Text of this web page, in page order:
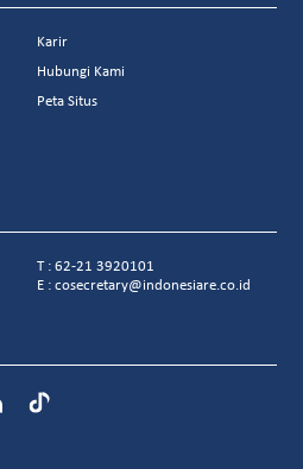
Karir
Hubungi Kami
Peta Situs
T : 62-21 3920101
E : cosecretary@indonesiare.co.id